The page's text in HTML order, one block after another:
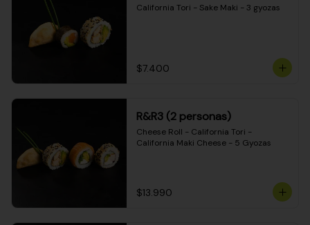
California Tori - Sake Maki - 3 gyozas
$7.400
R&R3 (2 personas)
Cheese Roll - California Tori -
California Maki Cheese - 5 Gyozas
$13.990